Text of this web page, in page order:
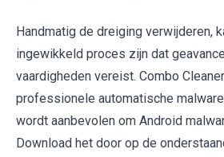
Handmatig de dreiging verwijderen,
ingewikkeld proces zijn dat
vaardigheden vereist. Combo
professionele automatische
wordt aanbevolen om Android
Download het door op de